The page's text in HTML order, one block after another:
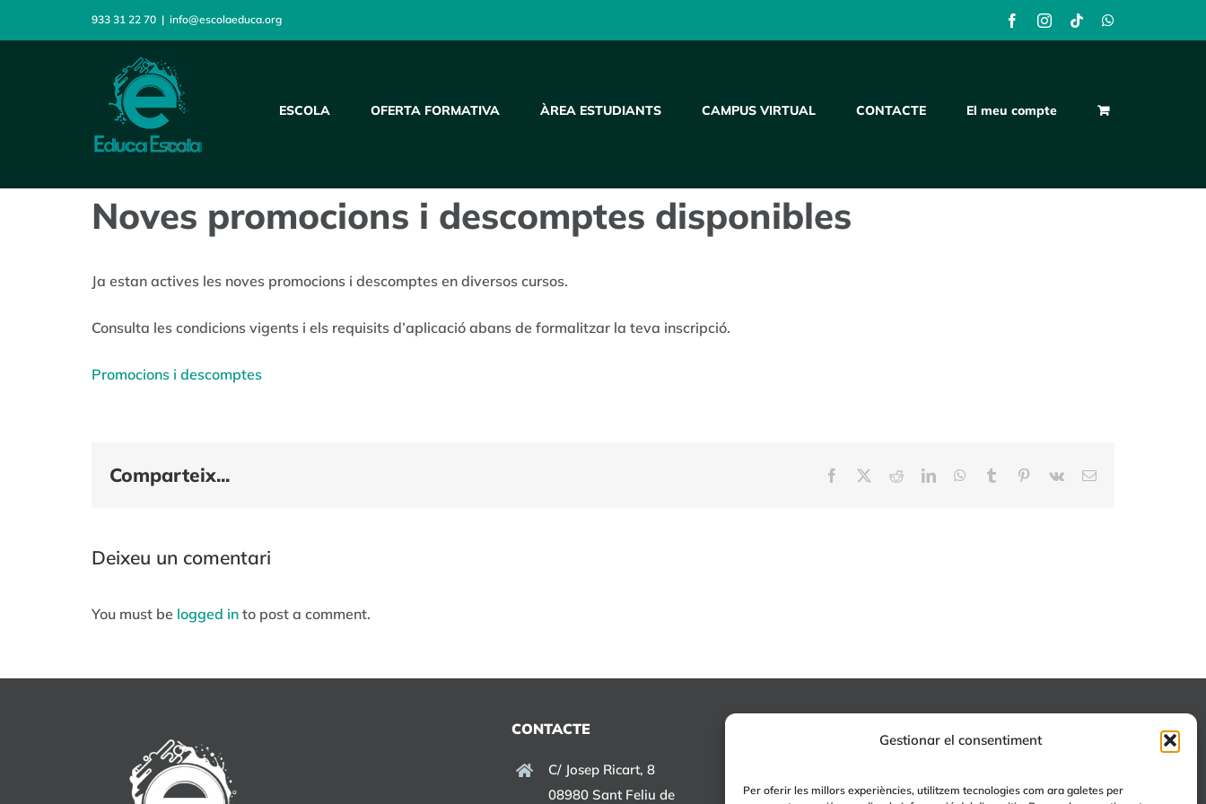
Gestionar el consentiment
Per oferir les millors experiències, utilitzem tecnologies com ara galetes per
to
933 31 22 70 | info@escolaeduca.org FacebookInstagram
TiktokWhatsApp
ESCOLA OFERTA FORMATIVA ÀREA ESTUDIANTS CAMPUS VIRTUAL CONTACTE El meu compte
Noves promocions i descomptes disponibles
Ja estan actives les noves promocions i descomptes en diversos cursos.
Consulta les condicions vigents i els requisits d’aplicació abans de formalitzar la teva inscripció.
Promocions i descomptes
Comparteix... Facebook RedditLinkedInWhatsApp
Tumblr Pinterest
Vk Email:
Deixeu un comentari
You must be logged in to post a comment.
CONTACTE
C/ Josep Ricart, 8
08980 Sant Feliu de
ALTRES PROJECTES